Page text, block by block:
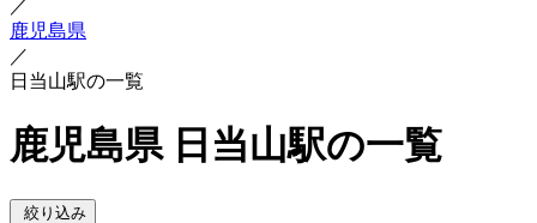
／
鹿児島県
／
日当山駅の一覧
鹿児島県 日当山駅の一覧
絞り込み